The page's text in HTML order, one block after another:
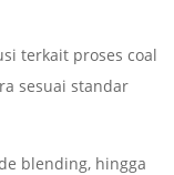
terkait proses coal
sesuai standar
blending, hingga